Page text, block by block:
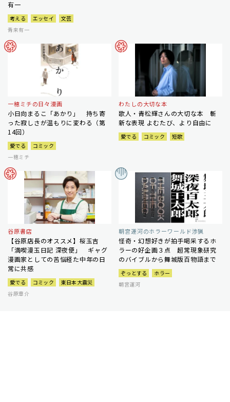
有一
考える エッセイ
文芸
青来有一
一穂ミチの日々漫画
小日向まるこ「あかり」 持ち寄
った寂しさが温もりに変わる（第
14回）
愛でる
コミック
一穂ミチ
わたしの大切な本
歌人・青松輝さんの大切な本 斬
新な表現 よむたび、より自由に
愛でる コミック 短歌
谷原書店
【谷原店長のオススメ】桜玉吉
「満喫漫玉日記 深夜便」 ギャグ
漫画家としての苦悩経た中年の日
常に共感
愛でる コミック
東日本大震災
谷原章介
朝宮運河のホラーワールド渉猟
怪奇・幻想好きが拍手喝采するホ
ラーの好企画３点 超常現象研究
のバイブルから舞城版百物語まで
ぞっとする
ホラー
朝宮運河